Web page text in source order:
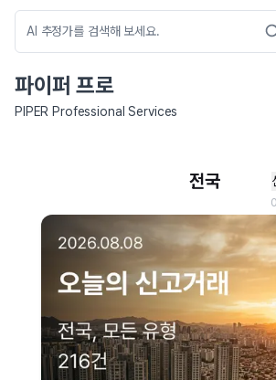
파이퍼 프로
PIPER Professional Services
네이버 지도 연결 안내